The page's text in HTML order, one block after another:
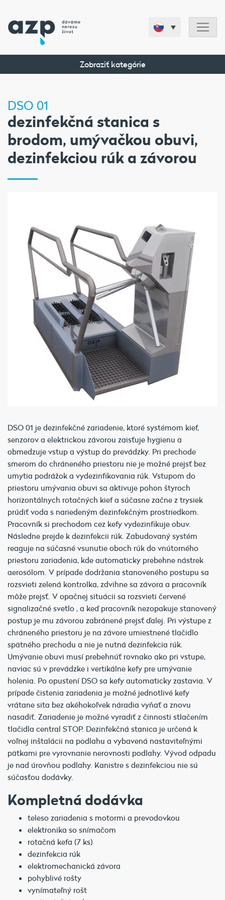
Zobraziť kategórie
DSO 01
dezinfekčná stanica s
brodom, umývačkou obuvi,
dezinfekciou rúk a závorou
DSO 01 je dezinfekčné zariadenie, ktoré systémom kief,
senzorov a elektrickou závorou zaisťuje hygienu a
obmedzuje vstup a výstup do prevádzky. Pri prechode
smerom do chráneného priestoru nie je možné prejsť bez
umytia podrážok a vydezinfikovania rúk. Vstupom do
priestoru umývania obuvi sa aktivuje pohon štyroch
horizontálnych rotačných kief a súčasne začne z trysiek
prúdiť voda s nariedeným dezinfekčným prostriedkom.
Pracovník si prechodom cez kefy vydezinfikuje obuv.
Následne prejde k dezinfekcii rúk. Zabudovaný systém
reaguje na súčasné vsunutie oboch rúk do vnútorného
priestoru zariadenia, kde automaticky prebehne nástrek
aerosólom. V prípade dodržania stanoveného postupu sa
rozsvieti zelená kontrolka, zdvihne sa závora a pracovník
môže prejsť. V opačnej situácii sa rozsvieti červené
signalizačné svetlo , a keď pracovník nezopakuje stanovený
postup je mu závorou zabránené prejsť ďalej. Pri výstupe z
chráneného priestoru je na závore umiestnené tlačidlo
spätného prechodu a nie je nutná dezinfekcia rúk.
Umývanie obuvi musí prebehnúť rovnako ako pri vstupe,
naviac sú v prevádzke i vertikálne kefy pre umývanie
holenia. Po opustení DSO sa kefy automaticky zastavia. V
prípade čistenia zariadenia je možné jednotlivé kefy
vrátane sita bez akéhokoľvek náradia vyňať a znovu
nasadiť. Zariadenie je možné vyradiť z činnosti stlačením
tlačidla central STOP. Dezinfekčná stanica je určená k
voľnej inštalácii na podlahu a vybavená nastaviteľnými
pätkami pre vyrovnanie nerovnosti podlahy. Vývod odpadu
je nad úrovňou podlahy. Kanistre s dezinfekciou nie sú
súčasťou dodávky.
Kompletná dodávka
teleso zariadenia s motormi a prevodovkou
elektronika so snímačom
rotačná kefa (7 ks)
dezinfekcia rúk
elektromechanická závora
pohyblivé rošty
vynímateľný rošt